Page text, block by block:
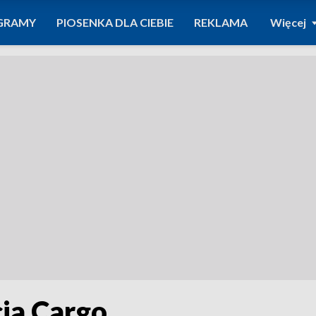
PIOSENKA DLA CIEBIE REKLAMA Więcej